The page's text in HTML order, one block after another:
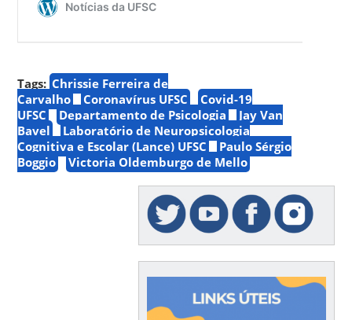
Tags: Chrissie Ferreira de
Carvalho
Coronavírus UFSC
Covid-19
UFSC
Departamento de Psicologia
Jay Van
Bavel
Laboratório de Neuropsicologia
Cognitiva e Escolar (Lance) UFSC
Paulo Sérgio
Boggio
Victoria Oldemburgo de Mello